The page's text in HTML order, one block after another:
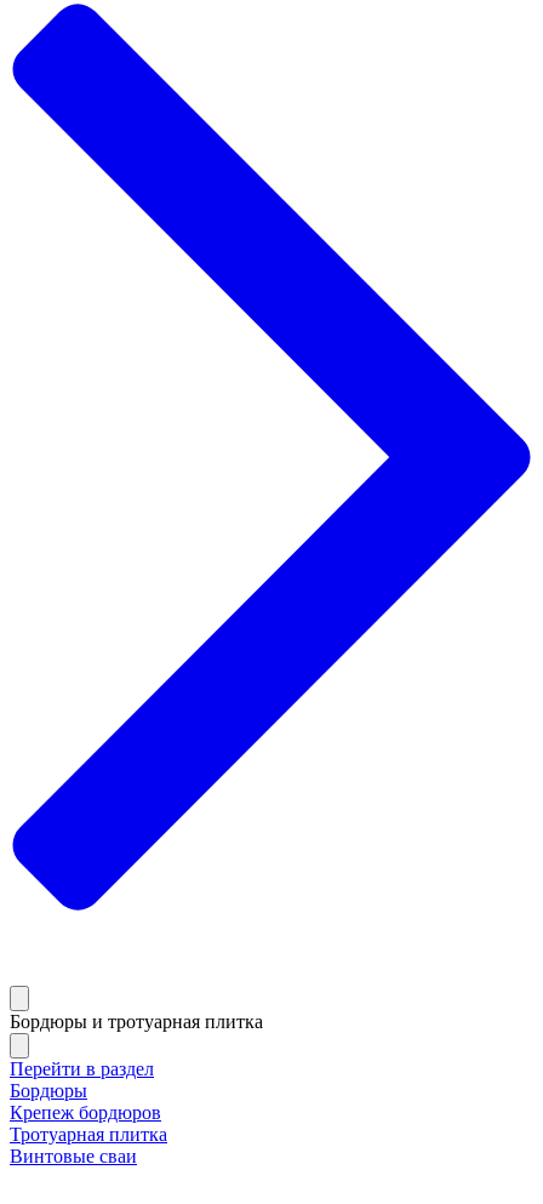
Бордюры и тротуарная плитка
Перейти в раздел
Бордюры
Крепеж бордюров
Тротуарная плитка
Винтовые сваи